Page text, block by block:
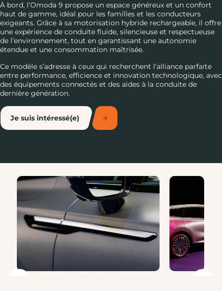
À bord, l’Omoda 9 propose un espace généreux et un confort
haut de gamme, idéal pour les familles et les conducteurs
exigeants. Grâce à sa motorisation hybride rechargeable, il offre
une expérience de conduite fluide, silencieuse et respectueuse
de l’environnement, tout en garantissant une autonomie
étendue et une consommation maîtrisée.
Ce modèle s’adresse à ceux qui recherchent l’alliance parfaite
entre performance, efficience et innovation technologique, avec
des équipements connectés et des aides à la conduite de
dernière génération.
Je suis intéressé(e)